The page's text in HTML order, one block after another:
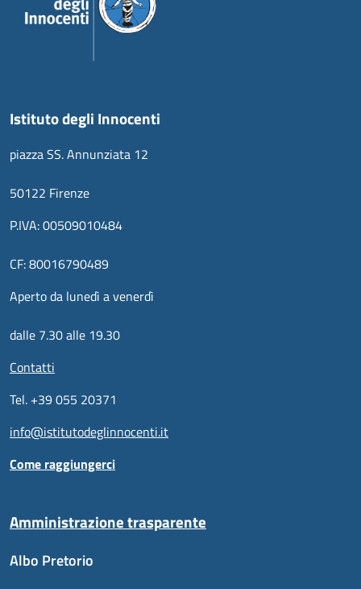
Istituto degli Innocenti
piazza SS. Annunziata 12
50122 Firenze
P.IVA: 00509010484
CF: 80016790489
Aperto da lunedì a venerdì
dalle 7.30 alle 19.30
Contatti
Tel. +39 055 20371
info@istitutodeglinnocenti.it
Come raggiungerci
Amministrazione trasparente
Albo Pretorio